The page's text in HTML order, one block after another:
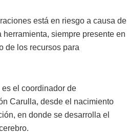
está en riesgo a causa de
siempre presente en
de los recursos para
el coordinador de
Carulla, desde el nacimiento
en donde se desarrolla el